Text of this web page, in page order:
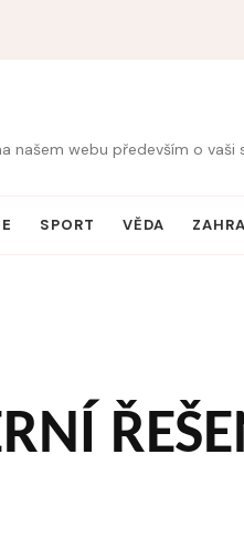
našem webu především o vaši
SPORT VĚDA